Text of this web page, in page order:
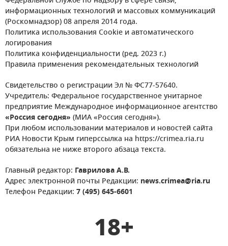
информационных технологий и массовых коммуникаций
(Роскомнадзор) 08 апреля 2014 года.
Политика использования Cookie и автоматического
логирования
Политика конфиденциальности (ред. 2023 г.)
Правила применения рекомендательных технологий
Свидетельство о регистрации Эл № ФС77-57640.
Учредитель: Федеральное государственное унитарное
предприятие Международное информационное агентство
«Россия сегодня» (МИА «Россия сегодня»).
При любом использовании материалов и новостей сайта
РИА Новости Крым гиперссылка на https://crimea.ria.ru
обязательна не ниже второго абзаца текста.
Главный редактор: Гаврилова А.В.
Адрес электронной почты Редакции: news.crimea@ria.ru
Телефон Редакции: 7 (495) 645-6601
18+